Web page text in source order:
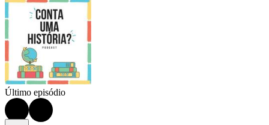
Último episódio